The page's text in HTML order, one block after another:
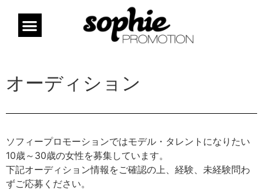
オーディション
ソフィープロモーションではモデル・タレントになりたい
10歳～30歳の女性を募集しています。
下記オーディション情報をご確認の上、経験、未経験問わ
ずご応募ください。